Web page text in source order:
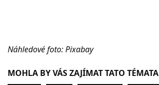
Náhledové foto: Pixabay
MOHLA BY VÁS ZAJÍMAT TATO TÉMATA